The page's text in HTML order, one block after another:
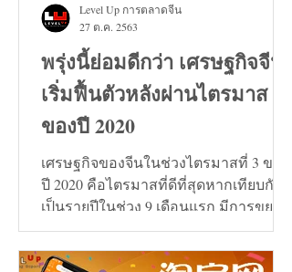
พรุ่งนี้ย่อมดีกว่า เศรษฐกิจจีน
เริ่มฟื้นตัวหลังผ่านไตรมาส 3
ของปี 2020
เศรษฐกิจของจีนในช่วงไตรมาสที่ 3 ของ
ปี 2020 คือไตรมาสที่ดีที่สุดหากเทียบกัน
เป็นรายปีในช่วง 9 เดือนแรก มีการขยาย
ตัวเพิ่มขึ้น 0.7%
Level Up การตลาดจีน
27 ต.ค. 2563